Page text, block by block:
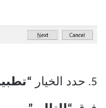
5. حدد الخيار